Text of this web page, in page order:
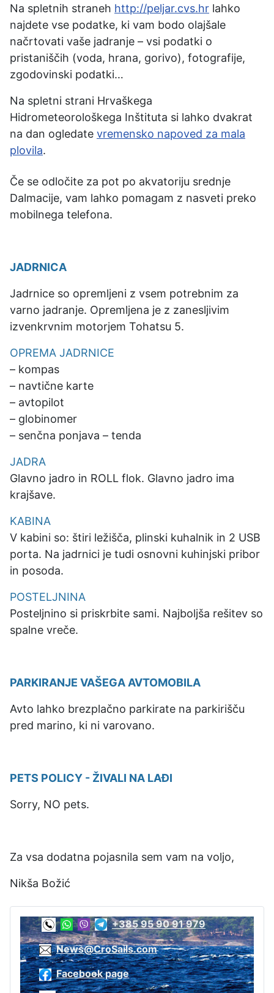
Na spletnih straneh http://peljar.cvs.hr lahko
najdete vse podatke, ki vam bodo olajšale
načrtovati vaše jadranje – vsi podatki o
pristaniščih (voda, hrana, gorivo), fotografije,
zgodovinski podatki…
Na spletni strani Hrvaškega
Hidrometeorološkega Inštituta si lahko dvakrat
na dan ogledate vremensko napoved za mala
plovila.
Če se odločite za pot po akvatoriju srednje
Dalmacije, vam lahko pomagam z nasveti preko
mobilnega telefona.
JADRNICA
Jadrnice so opremljeni z vsem potrebnim za
varno jadranje. Opremljena je z zanesljivim
izvenkrvnim motorjem Tohatsu 5.
OPREMA JADRNICE
– kompas
– navtične karte
– avtopilot
– globinomer
– senčna ponjava – tenda
JADRA
Glavno jadro in ROLL flok. Glavno jadro ima
krajšave.
KABINA
V kabini so: štiri ležišča, plinski kuhalnik in 2 USB
porta. Na jadrnici je tudi osnovni kuhinjski pribor
in posoda.
POSTELJNINA
Posteljnino si priskrbite sami. Najboljša rešitev so
spalne vreče.
PARKIRANJE VAŠEGA AVTOMOBILA
Avto lahko brezplačno parkirate na parkirišču
pred marino, ki ni varovano.
PETS POLICY - ŽIVALI NA LAĐI
Sorry, NO pets.
Za vsa dodatna pojasnila sem vam na voljo,
Nikša Božić
+385 95 90 91 979
News@CroSails.com
Facebook page